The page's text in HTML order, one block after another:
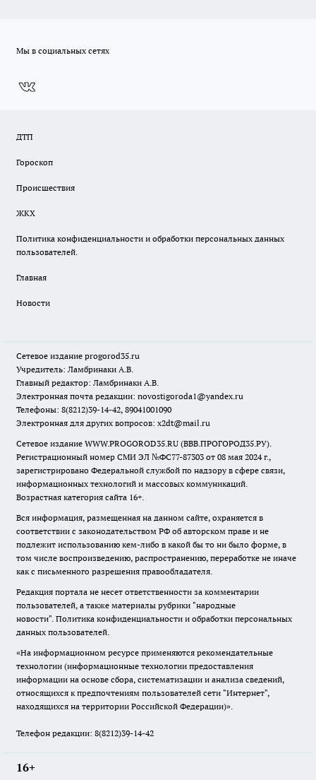
Мы в социальных сетях
ДТП
Гороскоп
Происшествия
ЖКХ
Политика конфиденциальности и обработки персональных данных
пользователей.
Главная
Новости
Сетевое издание progorod35.ru
Учредитель: Ламбринаки А.В.
Главный редактор: Ламбринаки А.В.
Электронная почта редакции: novostigoroda1@yandex.ru
Телефоны: 8(8212)39-14-42, 89041001090
Электронная для других вопросов: x2dt@mail.ru
Сетевое издание WWW.PROGOROD35.RU (ВВВ.ПРОГОРОД35.РУ).
Регистрационный номер СМИ ЭЛ №ФС77-87303 от 08 мая 2024 г.,
зарегистрировано Федеральной службой по надзору в сфере связи,
информационных технологий и массовых коммуникаций.
Возрастная категория сайта 16+.
Вся информация, размещенная на данном сайте, охраняется в
соответствии с законодательством РФ об авторском праве и не
подлежит использованию кем-либо в какой бы то ни было форме, в
том числе воспроизведению, распространению, переработке не иначе
как с письменного разрешения правообладателя.
Редакция портала не несет ответственности за комментарии
пользователей, а также материалы рубрики "народные
новости". Политика конфиденциальности и обработки персональных
данных пользователей.
«На информационном ресурсе применяются рекомендательные
технологии (информационные технологии предоставления
информации на основе сбора, систематизации и анализа сведений,
относящихся к предпочтениям пользователей сети "Интернет",
находящихся на территории Российской Федерации)».
Телефон редакции: 8(8212)39-14-42
16+